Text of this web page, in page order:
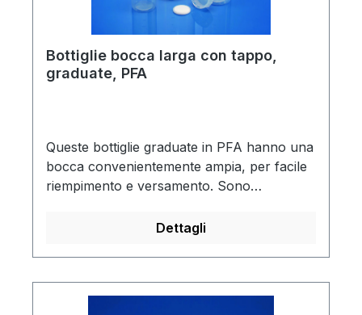
Bottiglie bocca larga con tappo,
graduate, PFA
Queste bottiglie graduate in PFA hanno una
bocca convenientemente ampia, per facile
riempimento e versamento. Sono
essere utilizzate per conservare,
antiaderente e facile da pulire. Ogni bottiglia
Dettagli